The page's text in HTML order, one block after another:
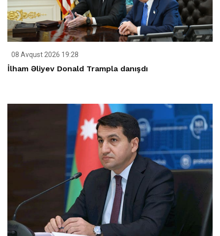
08 Avqust 2026 19:28
İlham Əliyev Donald Trampla danışdı